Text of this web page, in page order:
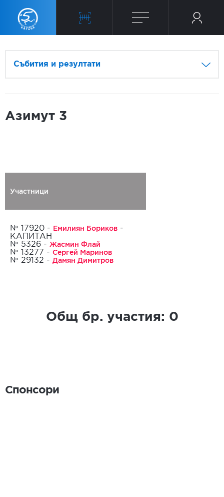
Събития и резултати
Азимут 3
Участници
№ 17920 - Емилиян Бориков -
КАПИТАН
№ 5326 - Жасмин Флай
№ 13277 - Сергей Маринов
№ 29132 - Дамян Димитров
Общ бр. участия: 0
Спонсори